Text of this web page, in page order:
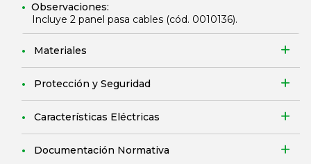
Observaciones:
Incluye 2 panel pasa cables (cód. 0010136).
Materiales
Protección y Seguridad
Características Eléctricas
Documentación Normativa